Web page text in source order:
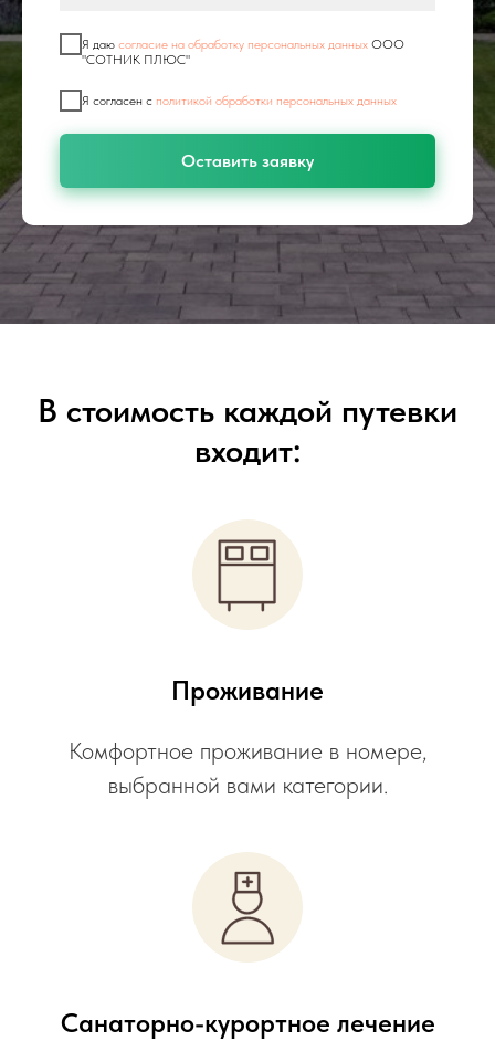
Я даю согласие на обработку персональных данных ООО
"СОТНИК ПЛЮС"
Я согласен с политикой обработки персональных данных
Оставить заявку
В стоимость каждой путевки
входит:
Проживание
Комфортное проживание в номере,
выбранной вами категории.
Санаторно-курортное лечение